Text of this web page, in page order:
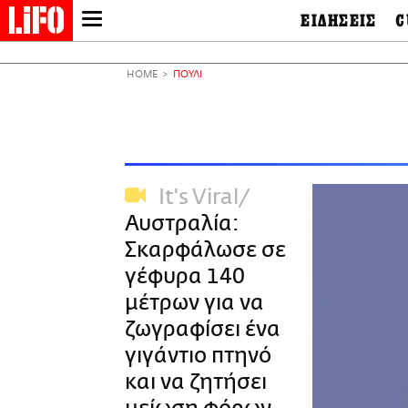
NEWSLETTER
ΑΜΠΑ
PRINT
ΕΙΔΗΣΕΙΣ
&
HOME ΠΟΥΛΙ
It's Viral
Αυστραλία:
Σκαρφάλωσε σε
γέφυρα 140
μέτρων για να
ζωγραφίσει ένα
γιγάντιο πτηνό
και να ζητήσει